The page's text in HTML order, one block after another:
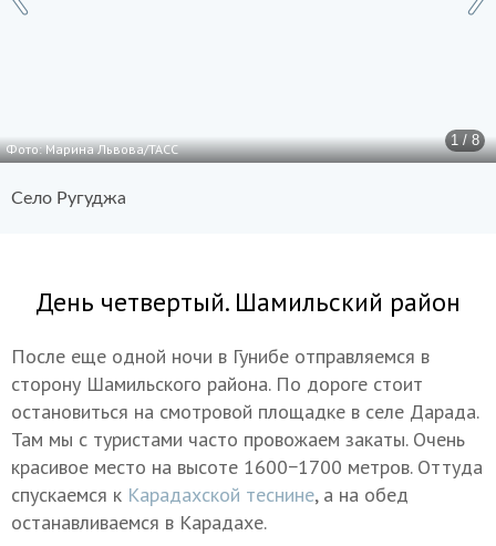
1 / 8
Фото: Марина Львова/ТАСС
Село Ругуджа
День четвертый. Шамильский район
После еще одной ночи в Гунибе отправляемся в
сторону Шамильского района. По дороге стоит
остановиться на смотровой площадке в селе Дарада.
Там мы с туристами часто провожаем закаты. Очень
красивое место на высоте 1600−1700 метров. Оттуда
спускаемся к Карадахской теснине, а на обед
останавливаемся в Карадахе.